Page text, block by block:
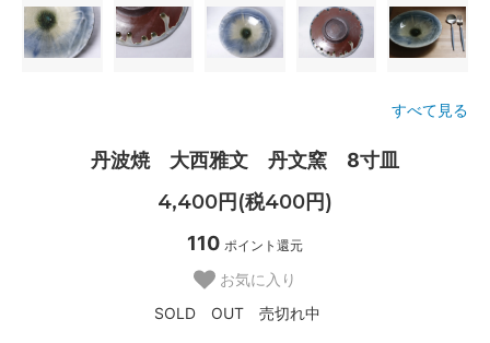
すべて見る
丹波焼 大西雅文 丹文窯 8寸皿
4,400円(税400円)
110 ポイント還元
お気に入り
SOLD OUT 売切れ中